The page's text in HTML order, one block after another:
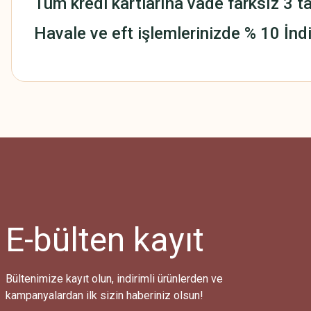
Havale ve eft işlemlerinizde % 10
Bu ürüne benzer farklı alternatifler olmalı.
E-bülten kayıt
Bültenimize kayıt olun, indirimli ürünlerden ve
kampanyalardan ilk sizin haberiniz olsun!